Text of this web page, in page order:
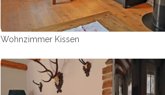
Wohnzimmer Kissen